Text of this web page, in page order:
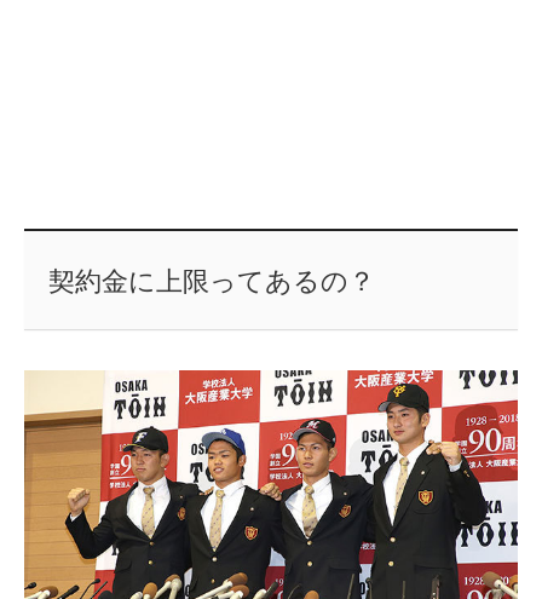
契約金に上限ってあるの？